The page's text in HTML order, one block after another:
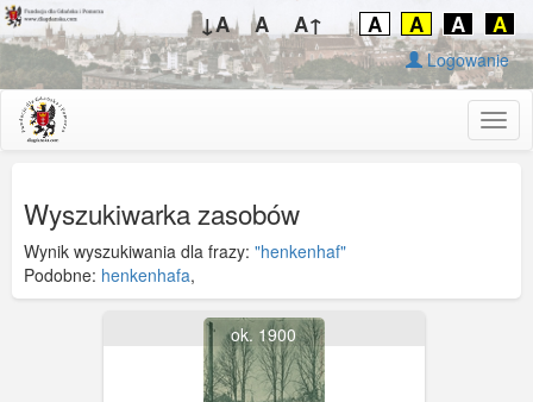
↓A A A↑ A A A A
Logowanie
Wyszukiwarka zasobów
Wynik wyszukiwania dla frazy: "henkenhaf"
Podobne: henkenhafa,
ok. 1900